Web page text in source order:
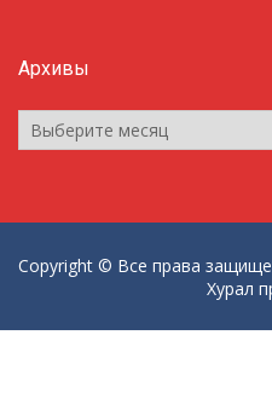
Архивы
Архивы
Copyright © Все права
Хурал